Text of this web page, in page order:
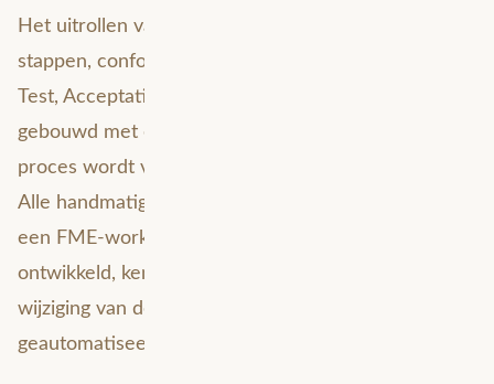
Het uitrollen van nieuwe applicatiecode gaat in vier
stappen, conform het OTAP-model (Ontwikkeling,
Test, Acceptatie en Productie). GeoPublicatie wordt
gebouwd met een 'developers mindset'. Het OTAP-
proces wordt volledig geautomatiseerd met FME.
Alle handmatige stappen worden uitgevoerd vanuit
een FME-workflow. Het datamodel dat hiervoor is
ontwikkeld, kent een zeer hoge standaard. Bij een
wijziging van de brondata treedt de
geautomatiseerde keten in werking.